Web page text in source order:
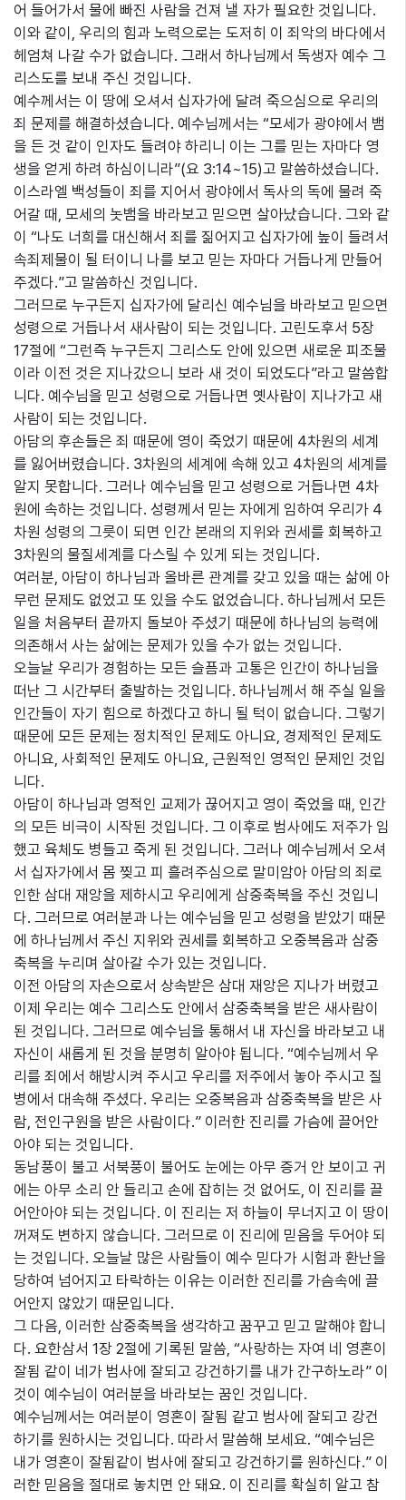
어 들어가서 물에 빠진 사람을 건져 낼 자가 필요한 것입니다.
이와 같이, 우리의 힘과 노력으로는 도저히 이 죄악의 바다에서
헤엄쳐 나갈 수가 없습니다. 그래서 하나님께서 독생자 예수 그
리스도를 보내 주신 것입니다.
예수께서는 이 땅에 오셔서 십자가에 달려 죽으심으로 우리의
죄 문제를 해결하셨습니다. 예수님께서는 “모세가 광야에서 뱀
을 든 것 같이 인자도 들려야 하리니 이는 그를 믿는 자마다 영
생을 얻게 하려 하심이니라”(요 3:14~15)고 말씀하셨습니다.
이스라엘 백성들이 죄를 지어서 광야에서 독사의 독에 물려 죽
어갈 때, 모세의 놋뱀을 바라보고 믿으면 살아났습니다. 그와 같
이 “나도 너희를 대신해서 죄를 짊어지고 십자가에 높이 들려서
속죄제물이 될 터이니 나를 보고 믿는 자마다 거듭나게 만들어
주겠다.”고 말씀하신 것입니다.
그러므로 누구든지 십자가에 달리신 예수님을 바라보고 믿으면
성령으로 거듭나서 새사람이 되는 것입니다. 고린도후서 5장
17절에 “그런즉 누구든지 그리스도 안에 있으면 새로운 피조물
이라 이전 것은 지나갔으니 보라 새 것이 되었도다”라고 말씀합
니다. 예수님을 믿고 성령으로 거듭나면 옛사람이 지나가고 새
사람이 되는 것입니다.
아담의 후손들은 죄 때문에 영이 죽었기 때문에 4차원의 세계
를 잃어버렸습니다. 3차원의 세계에 속해 있고 4차원의 세계를
알지 못합니다. 그러나 예수님을 믿고 성령으로 거듭나면 4차
원에 속하는 것입니다. 성령께서 믿는 자에게 임하여 우리가 4
차원 성령의 그릇이 되면 인간 본래의 지위와 권세를 회복하고
3차원의 물질세계를 다스릴 수 있게 되는 것입니다.
여러분, 아담이 하나님과 올바른 관계를 갖고 있을 때는 삶에 아
무런 문제도 없었고 또 있을 수도 없었습니다. 하나님께서 모든
일을 처음부터 끝까지 돌보아 주셨기 때문에 하나님의 능력에
의존해서 사는 삶에는 문제가 있을 수가 없는 것입니다.
오늘날 우리가 경험하는 모든 슬픔과 고통은 인간이 하나님을
떠난 그 시간부터 출발하는 것입니다. 하나님께서 해 주실 일을
인간들이 자기 힘으로 하겠다고 하니 될 턱이 없습니다. 그렇기
때문에 모든 문제는 정치적인 문제도 아니요, 경제적인 문제도
아니요, 사회적인 문제도 아니요, 근원적인 영적인 문제인 것입
니다.
아담이 하나님과 영적인 교제가 끊어지고 영이 죽었을 때, 인간
의 모든 비극이 시작된 것입니다. 그 이후로 범사에도 저주가 임
했고 육체도 병들고 죽게 된 것입니다. 그러나 예수님께서 오셔
서 십자가에서 몸 찢고 피 흘려주심으로 말미암아 아담의 죄로
인한 삼대 재앙을 제하시고 우리에게 삼중축복을 주신 것입니
다. 그러므로 여러분과 나는 예수님을 믿고 성령을 받았기 때문
에 하나님께서 주신 지위와 권세를 회복하고 오중복음과 삼중
축복을 누리며 살아갈 수가 있는 것입니다.
이전 아담의 자손으로서 상속받은 삼대 재앙은 지나가 버렸고
이제 우리는 예수 그리스도 안에서 삼중축복을 받은 새사람이
된 것입니다. 그러므로 예수님을 통해서 내 자신을 바라보고 내
자신이 새롭게 된 것을 분명히 알아야 됩니다. “예수님께서 우
리를 죄에서 해방시켜 주시고 우리를 저주에서 놓아 주시고 질
병에서 대속해 주셨다. 우리는 오중복음과 삼중축복을 받은 사
람, 전인구원을 받은 사람이다.” 이러한 진리를 가슴에 끌어안
아야 되는 것입니다.
동남풍이 불고 서북풍이 불어도 눈에는 아무 증거 안 보이고 귀
에는 아무 소리 안 들리고 손에 잡히는 것 없어도, 이 진리를 끌
어안아야 되는 것입니다. 이 진리는 저 하늘이 무너지고 이 땅이
꺼져도 변하지 않습니다. 그러므로 이 진리에 믿음을 두어야 되
는 것입니다. 오늘날 많은 사람들이 예수 믿다가 시험과 환난을
당하여 넘어지고 타락하는 이유는 이러한 진리를 가슴속에 끌
어안지 않았기 때문입니다.
그 다음, 이러한 삼중축복을 생각하고 꿈꾸고 믿고 말해야 합니
다. 요한삼서 1장 2절에 기록된 말씀, “사랑하는 자여 네 영혼이
잘됨 같이 네가 범사에 잘되고 강건하기를 내가 간구하노라” 이
것이 예수님이 여러분을 바라보는 꿈인 것입니다.
예수님께서는 여러분이 영혼이 잘됨 같고 범사에 잘되고 강건
하기를 원하시는 것입니다. 따라서 말씀해 보세요. “예수님은
내가 영혼이 잘됨같이 범사에 잘되고 강건하기를 원하신다.” 이
러한 믿음을 절대로 놓치면 안 돼요. 이 진리를 확실히 알고 참